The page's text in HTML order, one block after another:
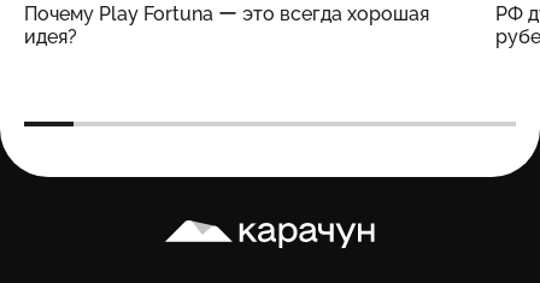
Почему Play Fortuna ー это всегда хорошая
идея?
РФ
Карачун